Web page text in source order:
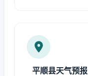
平顺县天气预报